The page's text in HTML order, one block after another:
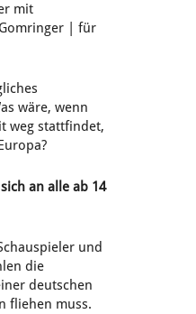
mit
| für
wäre, wenn
weg stattfindet,
an alle ab 14
und
die
deutschen
fliehen muss.